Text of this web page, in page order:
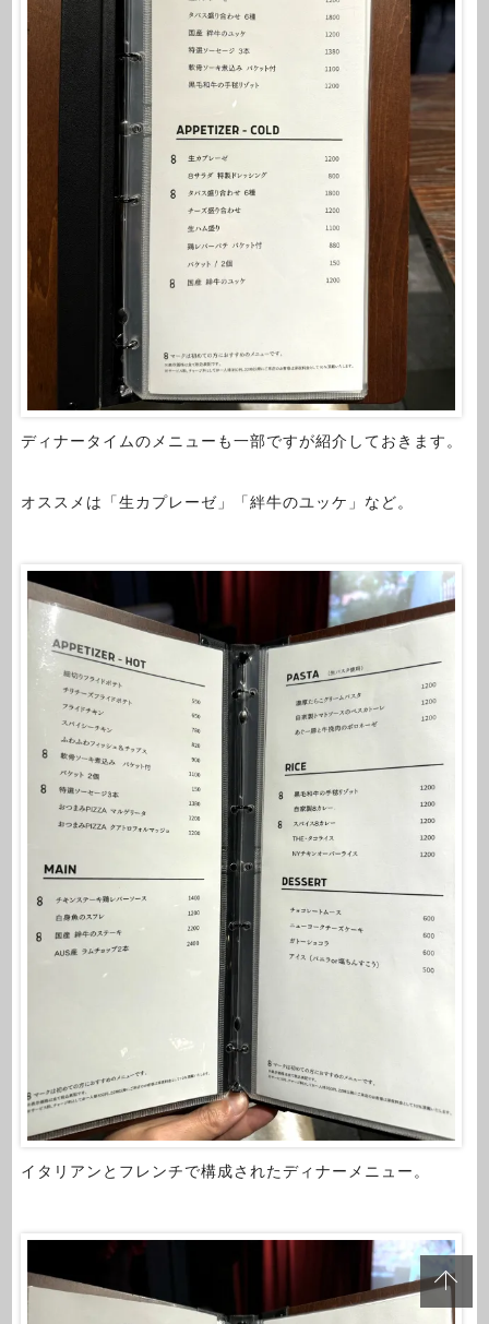
ディナータイムのメニューも一部ですが紹介しておきます。
オススメは「生カプレーゼ」「絆牛のユッケ」など。
イタリアンとフレンチで構成されたディナーメニュー。